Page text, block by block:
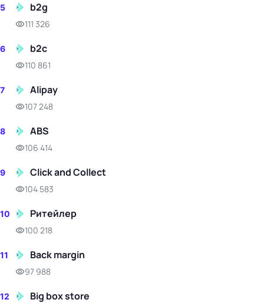
5 b2g
111 326
6 b2c
110 861
7 Alipay
107 248
8 ABS
106 414
9 Click and Collect
104 583
10 Ритейлер
100 218
11 Back margin
97 988
12 Big box store